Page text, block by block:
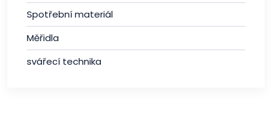
Spotřební materiál
Měřidla
svářecí technika